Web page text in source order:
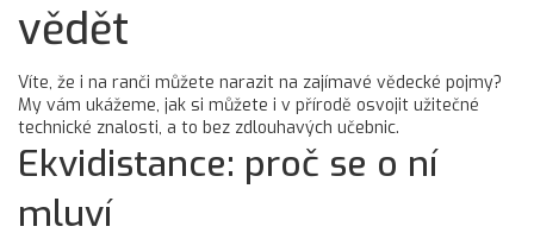
vědět
Víte, že i na ranči můžete narazit na zajímavé vědecké pojmy?
My vám ukážeme, jak si můžete i v přírodě osvojit užitečné
technické znalosti, a to bez zdlouhavých učebnic.
Ekvidistance: proč se o ní
mluví